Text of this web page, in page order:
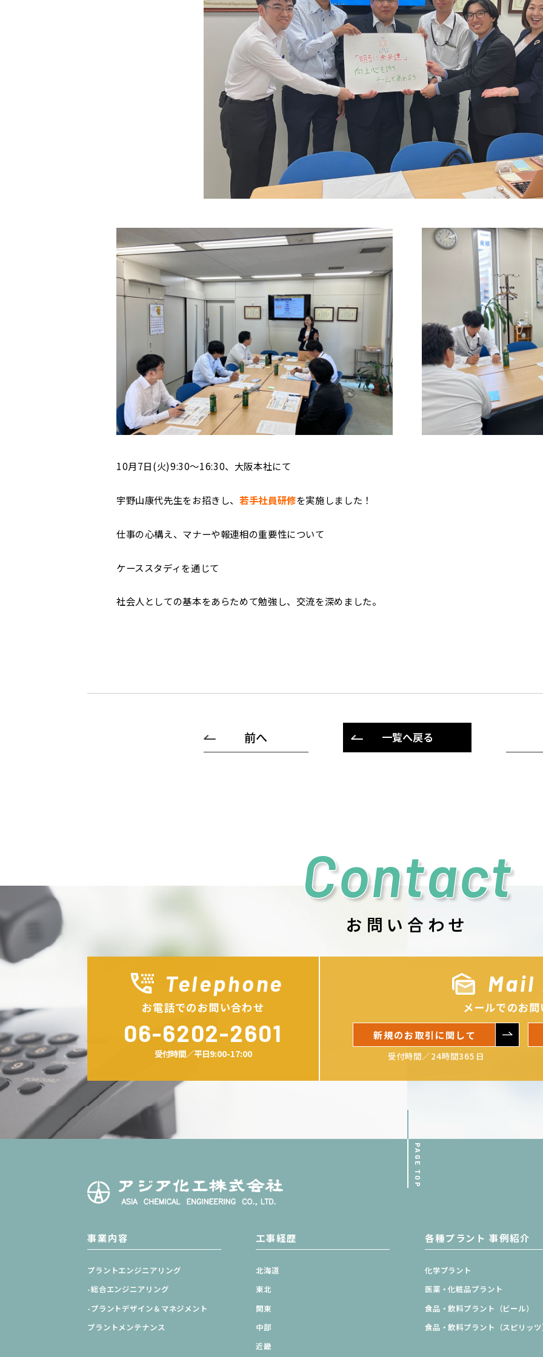
10月7日(火)9:30～16:30、大阪本社にて
宇野山康代先生をお招きし、若手社員研修を実施しました！
仕事の心構え、マナーや報連相の重要性について
ケーススタディを通じて
社会人としての基本をあらためて勉強し、交流を深めました。
前へ 一覧へ戻る
Contact
お問い合わせ
Telephone
お電話でのお問い合わせ
06-6202-2601
受付時間／平日9:00-17:00
Mail
メールでのお
新規のお取引に関して
受付時間／24時間365日
PAGE TOP
事業内容
プラントエンジニアリング
-総合エンジニアリング
-プラントデザイン＆ マネジメント
プラントメンテナンス
工事経歴
北海道
東北
関東
中部
近畿
各種プラント 事例紹介
化学プラント
医薬・化粧品プラント
食品・飲料プラント （ビール）
食品・飲料プラント （スピリッ